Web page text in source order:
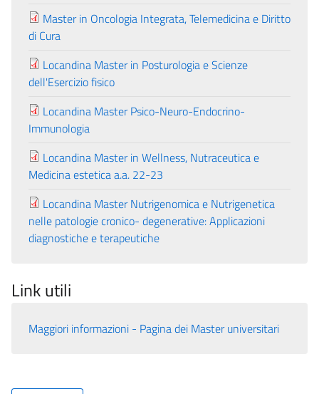
Master in Oncologia Integrata, Telemedicina e Diritto
di Cura
Locandina Master in Posturologia e Scienze
dell'Esercizio fisico
Locandina Master Psico-Neuro-Endocrino-
Immunologia
Locandina Master in Wellness, Nutraceutica e
Medicina estetica a.a. 22-23
Locandina Master Nutrigenomica e Nutrigenetica
nelle patologie cronico- degenerative: Applicazioni
diagnostiche e terapeutiche
Link utili
Maggiori informazioni - Pagina dei Master universitari